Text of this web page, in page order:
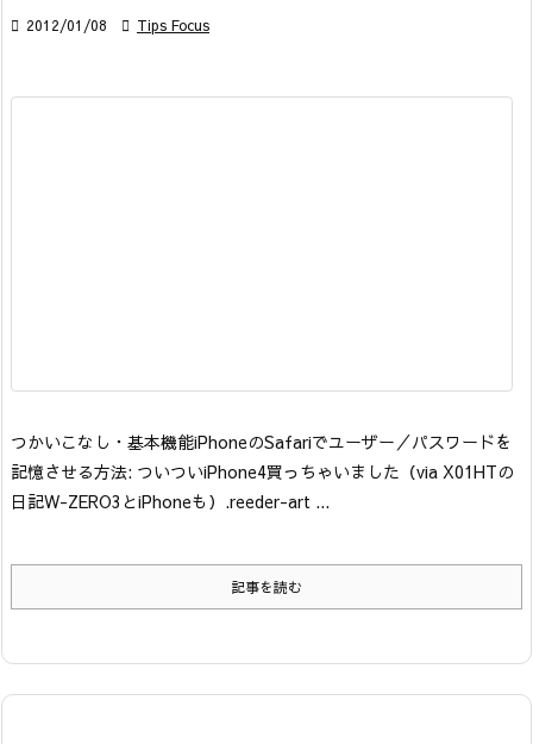
 2012/01/08  Tips Focus
つかいこなし・基本機能iPhoneのSafariでユーザー／パスワードを
記憶させる方法: ついついiPhone4買っちゃいました （via X01HTの
日記W-ZERO3とiPhoneも） .reeder-art ...
記事を読む